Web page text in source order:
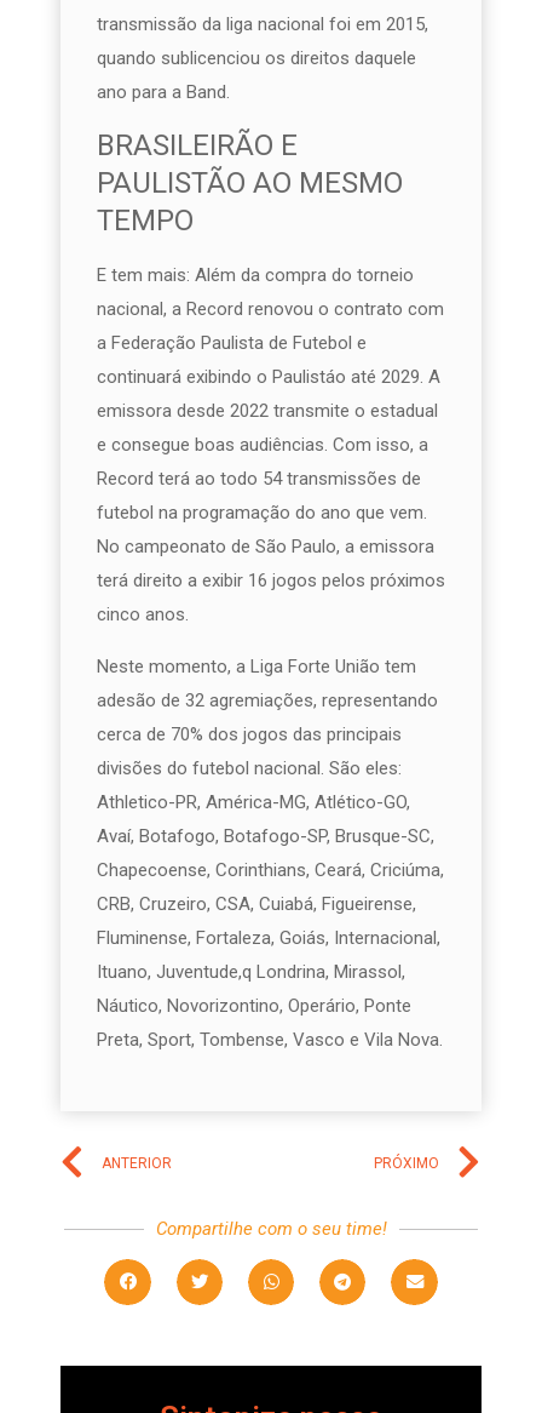
transmissão da liga nacional foi em 2015,
quando sublicenciou os direitos daquele
ano para a Band.
BRASILEIRÃO E
PAULISTÃO AO MESMO
TEMPO
E tem mais: Além da compra do torneio
nacional, a Record renovou o contrato com
a Federação Paulista de Futebol e
continuará exibindo o Paulistáo até 2029. A
emissora desde 2022 transmite o estadual
e consegue boas audiências. Com isso, a
Record terá ao todo 54 transmissões de
futebol na programação do ano que vem.
No campeonato de São Paulo, a emissora
terá direito a exibir 16 jogos pelos próximos
cinco anos.
Neste momento, a Liga Forte União tem
adesão de 32 agremiações, representando
cerca de 70% dos jogos das principais
divisões do futebol nacional. São eles:
Athletico-PR, América-MG, Atlético-GO,
Avaí, Botafogo, Botafogo-SP, Brusque-SC,
Chapecoense, Corinthians, Ceará, Criciúma,
CRB, Cruzeiro, CSA, Cuiabá, Figueirense,
Fluminense, Fortaleza, Goiás, Internacional,
Ituano, Juventude,q Londrina, Mirassol,
Náutico, Novorizontino, Operário, Ponte
Preta, Sport, Tombense, Vasco e Vila Nova.
ANTERIOR PRÓXIMO
Compartilhe com o seu time!